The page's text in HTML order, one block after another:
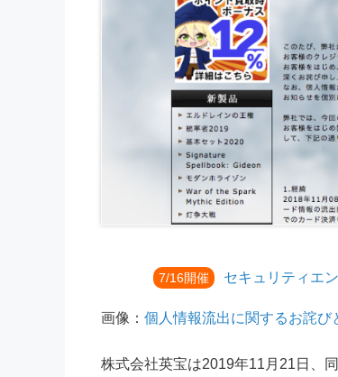
7/16開催 セキュリティエ
画像： 個人情報流出に関するお詫び
株式会社英宝は2019年11月21日、